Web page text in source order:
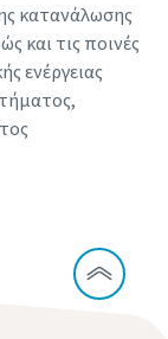
κατανάλωσης
και τις ποινές
ενέργειας